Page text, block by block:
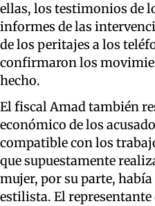
ellas, los testimonios de
informes de las
de los peritajes a los
confirmaron los
hecho.
El fiscal Amad también
económico de los
compatible con los
que supuestamente
mujer, por su parte,
estilista. El representante